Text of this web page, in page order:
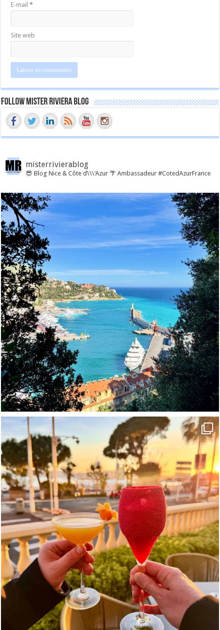
E-mail*
Site web
Follow Mister Riviera Blog
misterrivierablog
😎 Blog Nice & Côte d\\\'Azur 🌴 Ambassadeur #CotedAzurFrance